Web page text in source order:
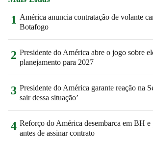
1 América anuncia contratação de volante
Botafogo
2 Presidente do América abre o jogo sobre
planejamento para 2027
3 Presidente do América garante reação na
sair dessa situação’
4 Reforço do América desembarca em BH e
antes de assinar contrato